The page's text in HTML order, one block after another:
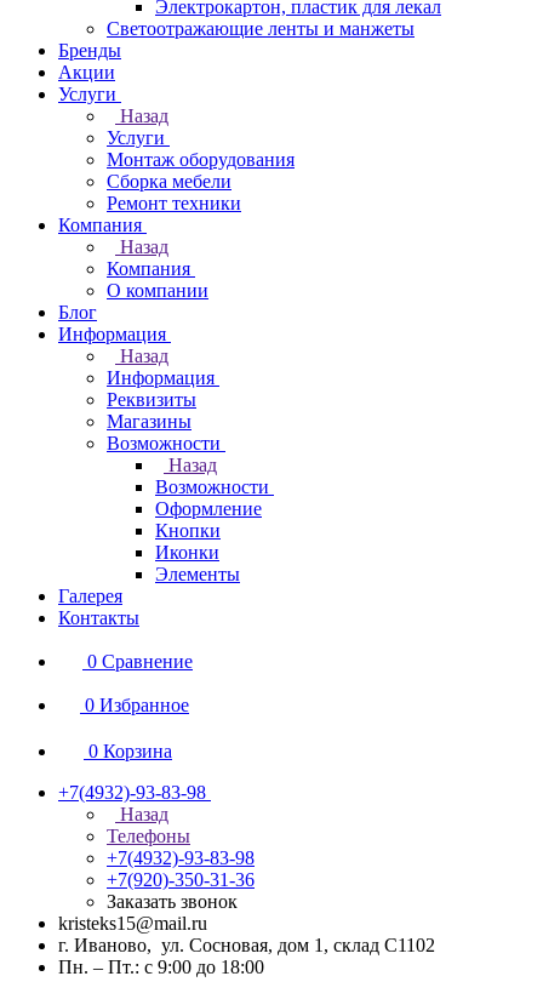
Электрокартон, пластик для лекал
Светоотражающие ленты и манжеты
Бренды
Акции
Услуги
Назад
Услуги
Монтаж оборудования
Сборка мебели
Ремонт техники
Компания
Назад
Компания
О компании
Блог
Информация
Назад
Информация
Реквизиты
Магазины
Возможности
Назад
Возможности
Оформление
Кнопки
Иконки
Элементы
Галерея
Контакты
0 Сравнение
0 Избранное
0 Корзина
+7(4932)-93-83-98
Назад
Телефоны
+7(4932)-93-83-98
+7(920)-350-31-36
Заказать звонок
kristeks15@mail.ru
г. Иваново, ул. Сосновая, дом 1, склад С1102
Пн. – Пт.: с 9:00 до 18:00